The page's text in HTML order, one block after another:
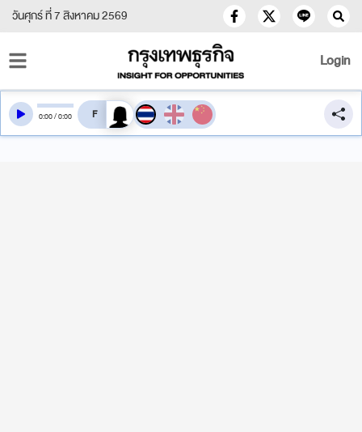
วันศุกร์ ที่ 7 สิงหาคม 2569
Login
0:00/0:00 สลับเสียงอ่าน